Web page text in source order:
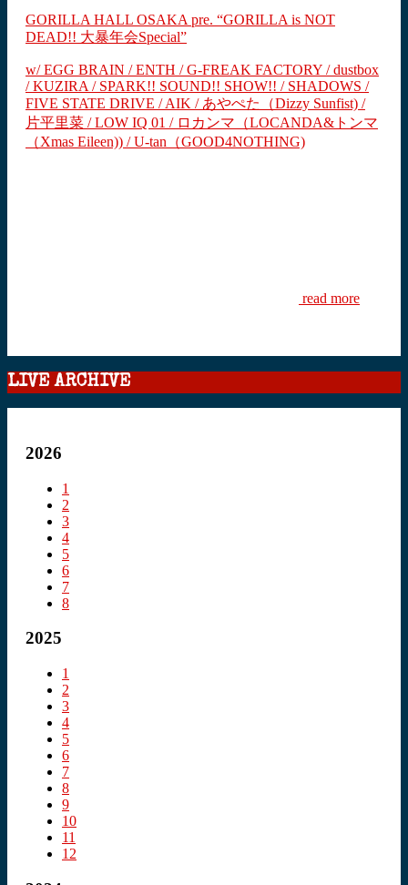
GORILLA HALL OSAKA pre. “GORILLA is NOT
DEAD!! 大暴年会Special”
w/ EGG BRAIN / ENTH / G-FREAK FACTORY / dustbox
/ KUZIRA / SPARK!! SOUND!! SHOW!! / SHADOWS /
FIVE STATE DRIVE / AIK / あやぺた（Dizzy Sunfist) /
片平里菜 / LOW IQ 01 / ロカンマ（LOCANDA&トンマ
（Xmas Eileen)) / U-tan（GOOD4NOTHING)
read more
LIVE ARCHIVE
2026
1
2
3
4
5
6
7
8
2025
1
2
3
4
5
6
7
8
9
10
11
12